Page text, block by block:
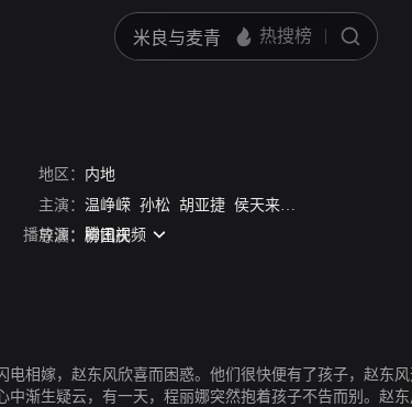
地区： 内地
主演： 温峥嵘 孙松 胡亚捷 侯天来 韩月乔
导演： 柳国庆
播放源： 腾讯视频
相嫁，赵东风欣喜而困惑。他们很快便有了孩子，赵东
渐生疑云，有一天，程丽娜突然抱着孩子不告而别。赵